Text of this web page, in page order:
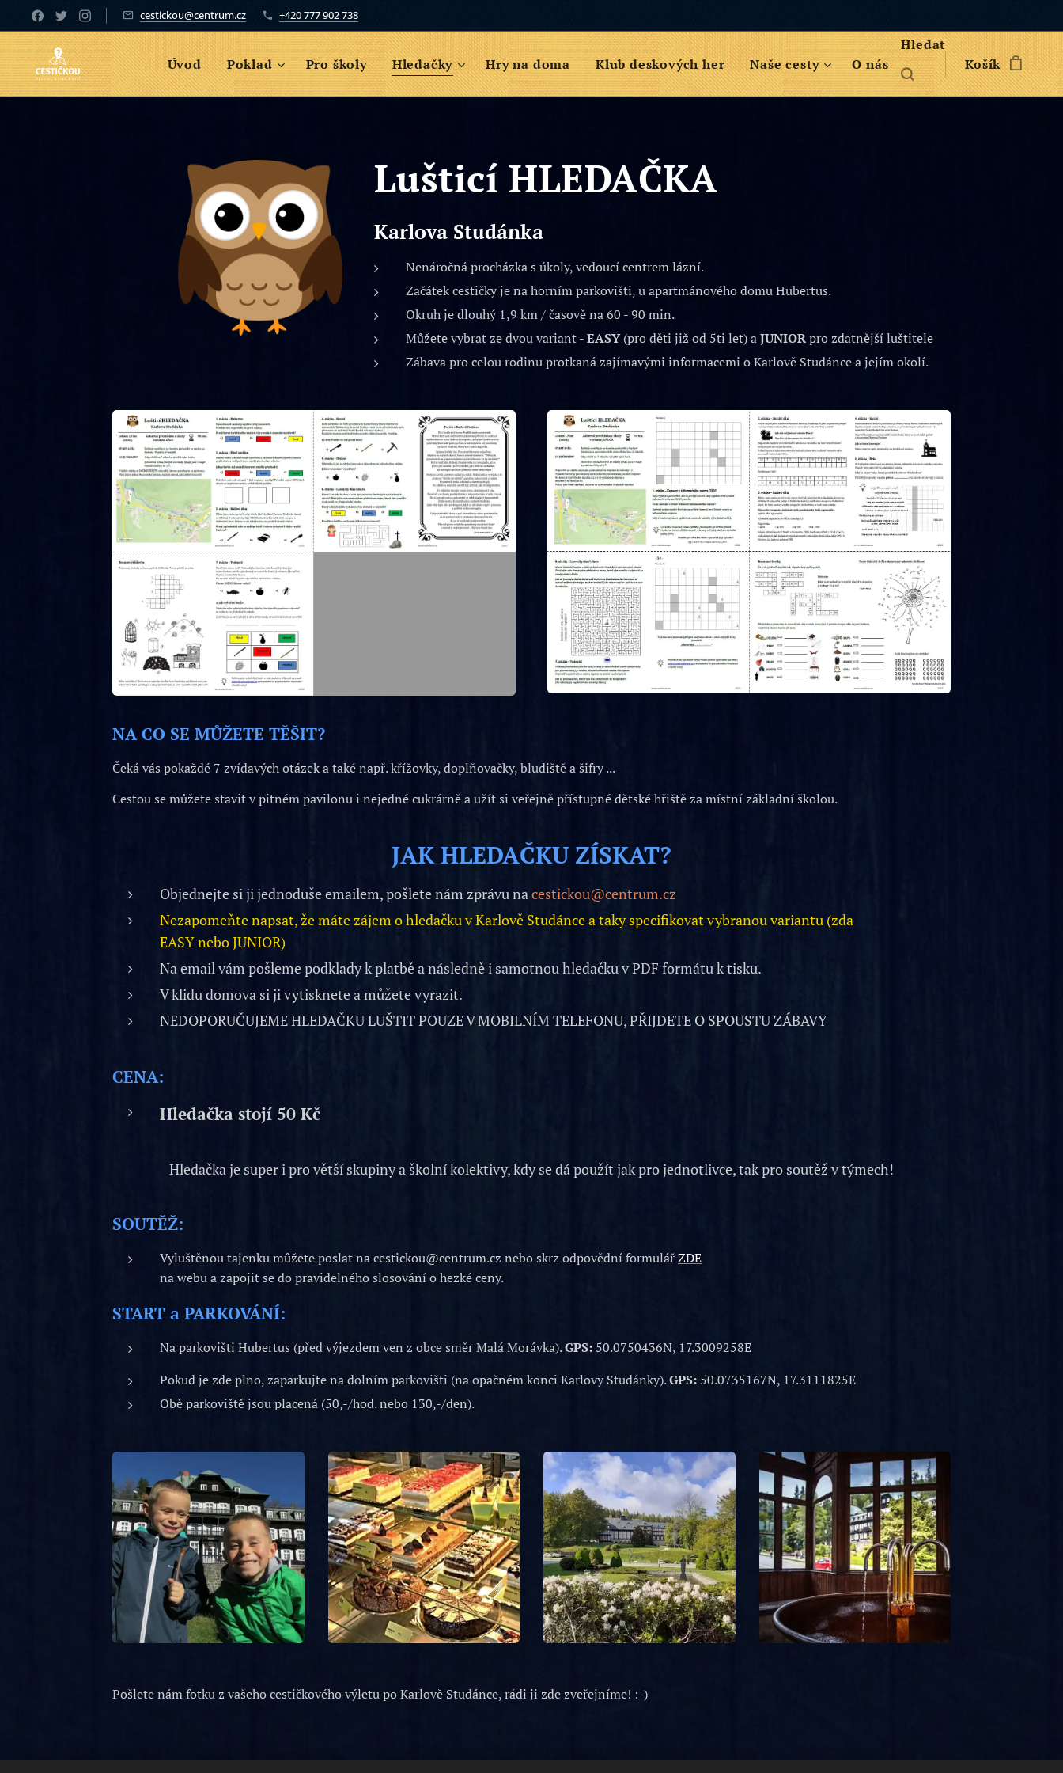
cestickou@centrum.cz +420 777 902 738
Úvod Poklad Pro školy Hledačky Hry na doma Klub deskových her Naše cesty O nás
Hledat
Košík
Lušticí HLEDAČKA
Karlova Studánka
Nenáročná procházka s úkoly, vedoucí centrem lázní.
Začátek cestičky je na horním parkovišti, u apartmánového domu Hubertus.
Okruh je dlouhý 1,9 km / časově na 60 - 90 min.
Můžete vybrat ze dvou variant -EASY(pro děti již od 5ti let) aJUNIORpro zdatnější luštitele
Zábava pro celou rodinu protkaná zajímavými informacemi o Karlově Studánce a jejím okolí.
NA CO SE MŮŽETE TĚŠIT?
Čeká vás pokaždé 7 zvídavých otázek a také např. křížovky, doplňovačky, bludiště a šifry ...
Cestou se můžete stavit v pitném pavilonu i nejedné cukrárně a užít si veřejně přístupné dětské hřiště za místní základní školou.
JAK HLEDAČKU ZÍSKAT?
Objednejte si ji jednoduše emailem, pošlete nám zprávu nacestickou@centrum.cz
Nezapomeňte napsat, že máte zájem o hledačku v Karlově Studánce a taky specifikovat vybranou variantu (zda
EASY nebo JUNIOR)
Na email vám pošleme podklady k platbě a následně i samotnou hledačku v PDF formátu k tisku.
V klidu domova si ji vytisknete a můžete vyrazit.
NEDOPORUČUJEME HLEDAČKU LUŠTIT POUZE V MOBILNÍM TELEFONU, PŘIJDETE O SPOUSTU ZÁBAVY
CENA:
Hledačka stojí 50 Kč
Hledačka je super i pro větší skupiny a školní kolektivy, kdy se dá použít jak pro jednotlivce, tak pro soutěž v týmech!
SOUTĚŽ:
Vyluštěnou tajenku můžete poslat na cestickou@centrum.cz nebo skrz odpovědní formulářZDE
na webu a zapojit se do pravidelného slosování o hezké ceny.
START a PARKOVÁNÍ:
Na parkovišti Hubertus (před výjezdem ven z obce směr Malá Morávka).GPS: 50.0750436N, 17.3009258E
Pokud je zde plno, zaparkujte na dolním parkovišti (na opačném konci Karlovy Studánky).GPS: 50.0735167N, 17.3111825E
Obě parkoviště jsou placená (50,-/hod. nebo 130,-/den).
Pošlete nám fotku z vašeho cestičkového výletu po Karlově Studánce, rádi ji zde zveřejníme! :-)